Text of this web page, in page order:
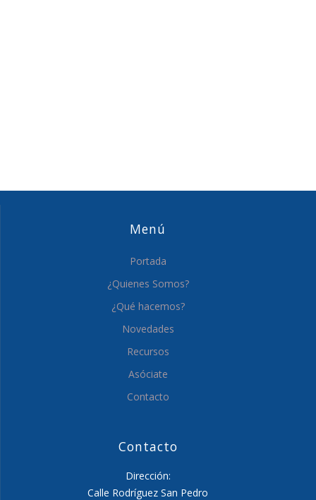
Menú
Portada
¿Quienes Somos?
¿Qué hacemos?
Novedades
Recursos
Asóciate
Contacto
Contacto
Dirección:
Calle Rodríguez San Pedro